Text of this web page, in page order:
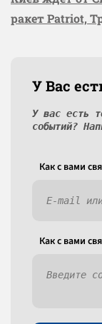
ракет Patriot,
У Вас
У вас есть
событий?
Как c вами
Как c вами